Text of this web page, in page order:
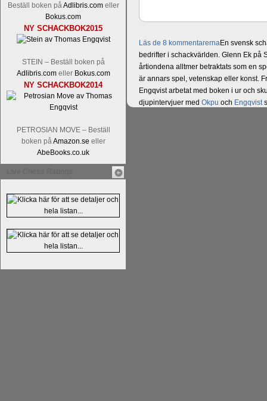
Beställ boken påAdlibris.comeller
Bokus.com
NY SCHACKBOK2015
STEIN – Beställ boken på
Adlibris.comeller Bokus.com
NY SCHACKBOK2014
PETROSIAN MOVE – Beställ
boken påAmazon.se eller
AbeBooks.co.uk
Läs de 8 kommentarernaEn svensk
bedrifter i schackvärlden. Glenn Ek på
årtiondena alltmer betraktats som en
är annars spel, vetenskap eller konst.
Engqvist arbetat med boken i ur och
djupintervjuer med Okpu och Engqvist